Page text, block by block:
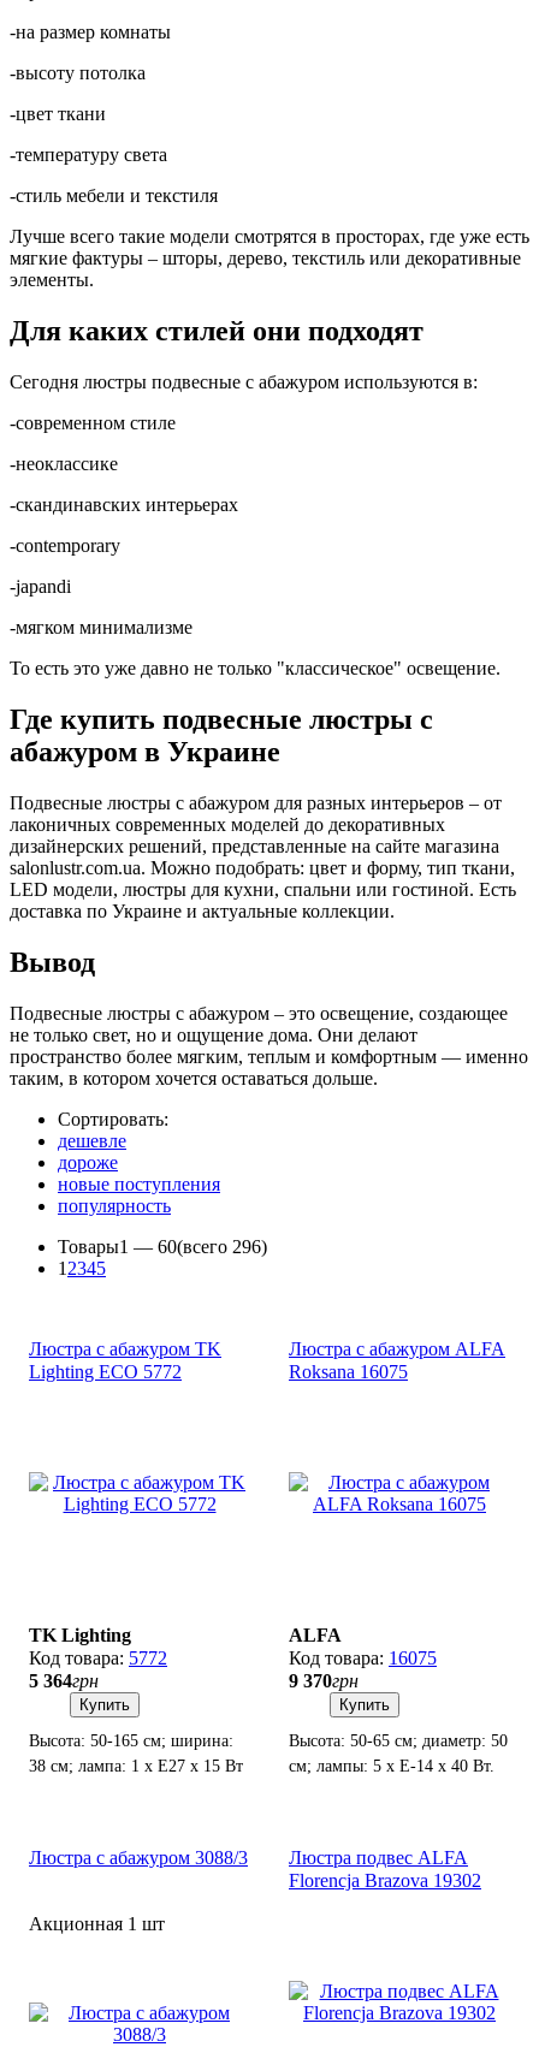
-на размер комнаты
-высоту потолка
-цвет ткани
-температуру света
-стиль мебели и текстиля
Лучше всего такие модели смотрятся в просторах, где уже есть
мягкие фактуры – шторы, дерево, текстиль или декоративные
элементы.
Для каких стилей они подходят
Сегодня люстры подвесные с абажуром используются в:
-современном стиле
-неоклассике
-скандинавских интерьерах
-contemporary
-japandi
-мягком минимализме
То есть это уже давно не только "классическое" освещение.
Где купить подвесные люстры с
абажуром в Украине
Подвесные люстры с абажуром для разных интерьеров – от
лаконичных современных моделей до декоративных
дизайнерских решений, представленные на сайте магазина
salonlustr.com.ua. Можно подобрать: цвет и форму, тип ткани,
LED модели, люстры для кухни, спальни или гостиной. Есть
доставка по Украине и актуальные коллекции.
Вывод
Подвесные люстры с абажуром – это освещение, создающее
не только свет, но и ощущение дома. Они делают
пространство более мягким, теплым и комфортным — именно
таким, в котором хочется оставаться дольше.
Сортировать:
дешевле
дороже
новые поступления
популярность
Товары1 — 60(всего 296)
1 2345
Люстра с абажуром TK
Lighting ECO 5772
TK Lighting
5772
5 364грн
Купить
Высота: 50-165 см; ширина:
38 см; лампа: 1 х Е27 х 15 Вт
Люстра с абажуром ALFA
Roksana 16075
ALFA
16075
9 370грн
Купить
Высота: 50-65 см; диаметр: 50
см; лампы: 5 х Е-14 х 40 Вт.
Люстра с абажуром 3088/3
Акционная 1 шт
Люстра подвес ALFA
Florencja Brazova 19302